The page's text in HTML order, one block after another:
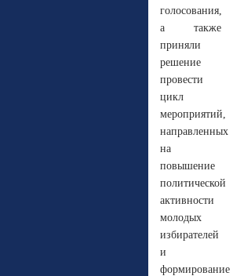
голосования,
а также
приняли
решение
провести
цикл
мероприятий,
направленных
на
повышение
политической
активности
молодых
избирателей
и
формирование